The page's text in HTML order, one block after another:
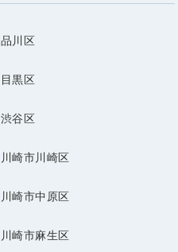
品川区
目黒区
渋谷区
川崎市川崎区
川崎市中原区
川崎市麻生区